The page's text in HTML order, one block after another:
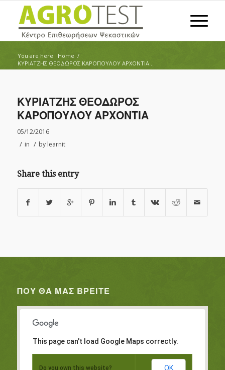
You are here: Home /
ΚΥΡΙΑΤΖΗΣ ΘΕΟΔΩΡΟΣ ΚΑΡΟΠΟΥΛΟΥ ΑΡΧΟΝΤΙΑ...
ΚΥΡΙΑΤΖΗΣ ΘΕΟΔΩΡΟΣ
ΚΑΡΟΠΟΥΛΟΥ ΑΡΧΟΝΤΙΑ
05/12/2016
/ in / by learnit
Share this entry
ΠΟΥ ΘΑ ΜΑΣ ΒΡΕΊΤΕ
This page can't load Google Maps correctly.
Do you own this website? OK